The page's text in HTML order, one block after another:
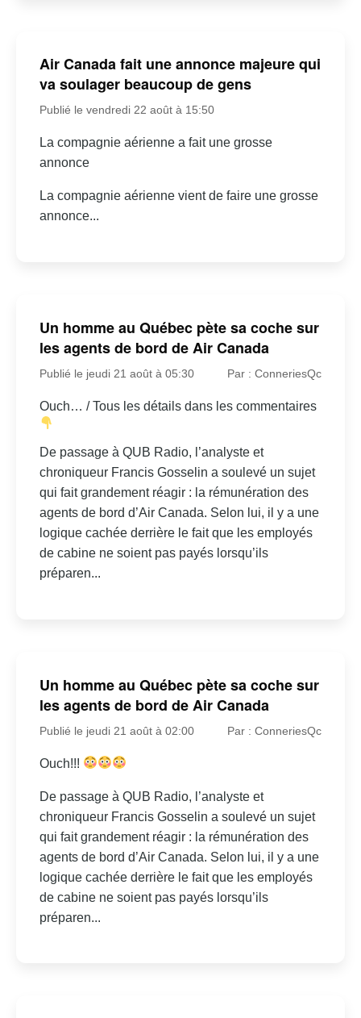
Air Canada fait une annonce majeure qui
va soulager beaucoup de gens
Publié le vendredi 22 août à 15:50
La compagnie aérienne a fait une grosse
annonce
La compagnie aérienne vient de faire une grosse
annonce...
Un homme au Québec pète sa coche sur
les agents de bord de Air Canada
Publié le jeudi 21 août à 05:30 Par : ConneriesQc
Ouch… / Tous les détails dans les commentaires
De passage à QUB Radio, l’analyste et
chroniqueur Francis Gosselin a soulevé un sujet
qui fait grandement réagir : la rémunération des
agents de bord d’Air Canada. Selon lui, il y a une
logique cachée derrière le fait que les employés
de cabine ne soient pas payés lorsqu’ils
préparen...
Un homme au Québec pète sa coche sur
les agents de bord de Air Canada
Publié le jeudi 21 août à 02:00 Par : ConneriesQc
Ouch!!!
De passage à QUB Radio, l’analyste et
chroniqueur Francis Gosselin a soulevé un sujet
qui fait grandement réagir : la rémunération des
agents de bord d’Air Canada. Selon lui, il y a une
logique cachée derrière le fait que les employés
de cabine ne soient pas payés lorsqu’ils
préparen...